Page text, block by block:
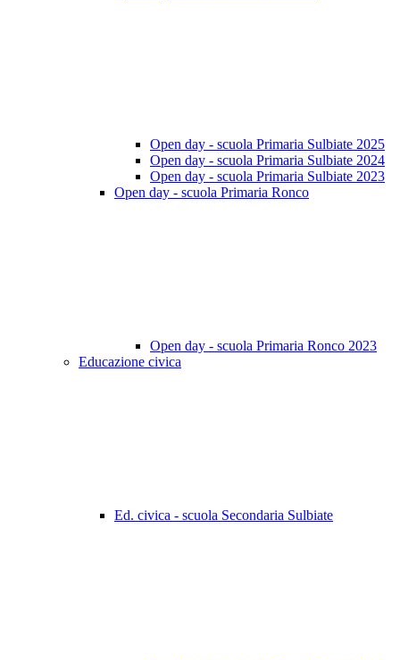
Open day - scuola Primaria Sulbiate 2025
Open day - scuola Primaria Sulbiate 2024
Open day - scuola Primaria Sulbiate 2023
Open day - scuola Primaria Ronco
Open day - scuola Primaria Ronco 2023
Educazione civica
Ed. civica - scuola Secondaria Sulbiate